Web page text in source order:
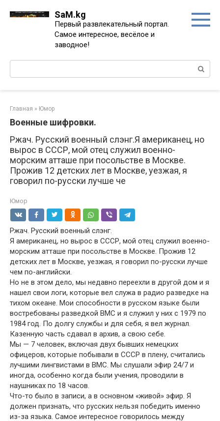
SaM.kg
Первый развлекательный портал.
Самое интересное, весёлое и
заводное!
Поиск:
Главная » Юмор
Военные шифровки.
Ржач. Русский военный слэнг.Я американец, но
вырос в СССР, мой отец служил военно-
морским атташе при посольстве в Москве.
Прожив 12 детских лет в Москве, уезжая, я
говорил по-русски лучше че
Юмор
Ржач. Русский военный слэнг.
Я американец, но вырос в СССР, мой отец служил военно-
морским атташе при посольстве в Москве. Прожив 12
детских лет в Москве, уезжая, я говорил по-русски лучше
чем по-английски.
Но не в этом дело, мы недавно переехли в другой дом и я
нашел свои логи, которые вел служа в радио разведке на
тихом океане. Мои способности в русском языке были
востребованы разведкой ВМС и я служил у них с 1979 по
1984 год. По долгу службы и для себя, я вел журнал.
Казенную часть сдавал в архив, а свою себе.
Мы — 7 человек, включая двух бывших немецких
офицеров, которые побывали в СССР в плену, считались
лучшими лингвистами в ВМС. Мы слушали эфир 24/7 и
иногда, особенно когда были учения, проводили в
наушниках по 18 часов.
Что-то было в записи, а в основном «живой» эфир. Я
должен признать, что русских нельзя победить именно
из-за языка. Самое интересное говорилось между